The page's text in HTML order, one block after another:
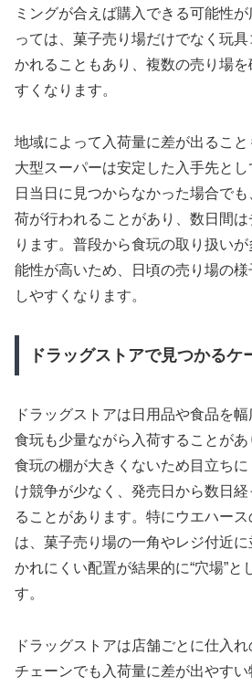
ミングが合えば購入できる可能性
っては、菓子売り場だけでなく玩
かれることもあり、複数の売り場
すくなります。
地域によって入荷量に差が出るこ
大型スーパーは安定した入手先と
日当日に見つからなかった場合で
荷が行われることがあり、数日間
ります。普段から食玩の取り扱い
能性が高いため、日頃の売り場の
しやすくなります。
ドラッグストアで見つかるケ
ドラッグストアは日用品や食品を幅
食玩も少量ながら入荷することが
食玩の棚が大きくないため目立ち
け競争が少なく、発売日から数日
ることがあります。特にウエハー
は、菓子売り場の一角やレジ付近
かれにくい配置が結果的に“穴場”と
す。
ドラッグストアは店舗ごとに仕入
チェーンでも入荷量に差が出やす